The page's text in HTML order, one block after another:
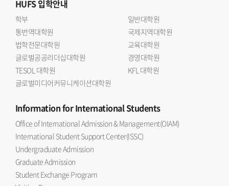
HUFS입학안내
학부
일반대학원
통번역대학원
국제지역대학원
법학전문대학원
교육대학원
글로벌공공리더십대학원
경영대학원
TESOL 대학원
KFL 대학원
글로벌미디어커뮤니케이션대학원
Informationfor International Students
Office of International Admission & Management(OIAM)
International Student Support Center(ISSC)
Undergraduate Admission
Graduate Admission
Student Exchange Program